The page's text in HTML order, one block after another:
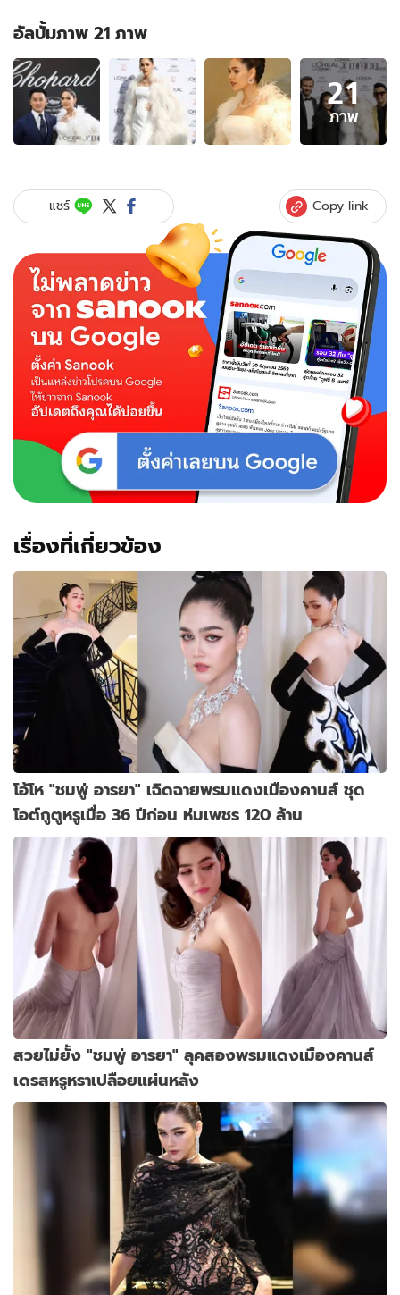
อัลบั้มภาพ 21 ภาพ
อัลบั้ม
ภาพ
ภาพ
ของ
คอย
ชมพู่
อุ้ม
ท้อง
เดิน
พรม
แดง
เมือง
คาน
2017
21
ภาพ
แชร์ Copy link
เรื่องที่เกี่ยวข้อง
โอ้โห "ชมพู่ อารยา" เฉิดฉายพรมแดงเมืองคานส์ ชุด
โอต์กูตูหรูเมื่อ 36 ปีก่อน ห่มเพชร 120 ล้าน
สวยไม่ยั้ง "ชมพู่ อารยา" ลุคสองพรมแดงเมืองคานส์
เดรสหรูหราเปลือยแผ่นหลัง